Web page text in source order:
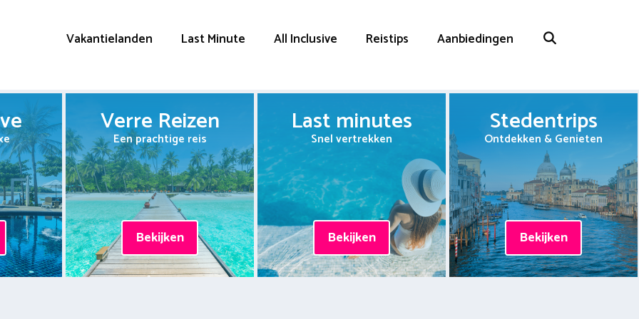
Vakantielanden Last Minute All Inclusive Reistips Aanbiedingen
Verre Reizen
Een prachtige reis
Bekijken
Last minutes
Snel vertrekken
Bekijken
Stedentrips
Ontdekken & Genieten
Bekijken